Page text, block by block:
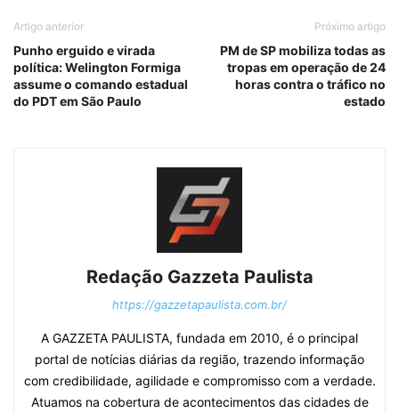
Artigo anterior
Punho erguido e virada
política: Welington Formiga
assume o comando estadual
do PDT em São Paulo
Próximo artigo
PM de SP mobiliza todas as
tropas em operação de 24
horas contra o tráfico no
estado
Redação Gazzeta Paulista
https://gazzetapaulista.com.br/
A GAZZETA PAULISTA, fundada em 2010, é o principal
portal de notícias diárias da região, trazendo informação
com credibilidade, agilidade e compromisso com a verdade.
Atuamos na cobertura de acontecimentos das cidades de